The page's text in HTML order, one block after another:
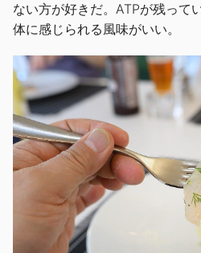
ない方が好きだ。ATPが残って
体に感じられる風味がいい。